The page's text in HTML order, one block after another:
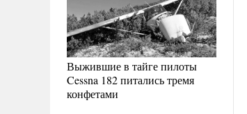
Выжившие в тайге пилоты
Cessna 182 питались тремя
конфетами